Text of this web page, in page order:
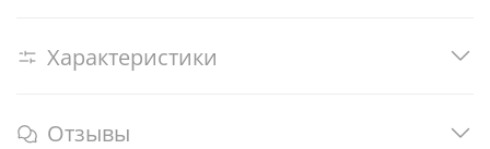
Характеристики
Отзывы